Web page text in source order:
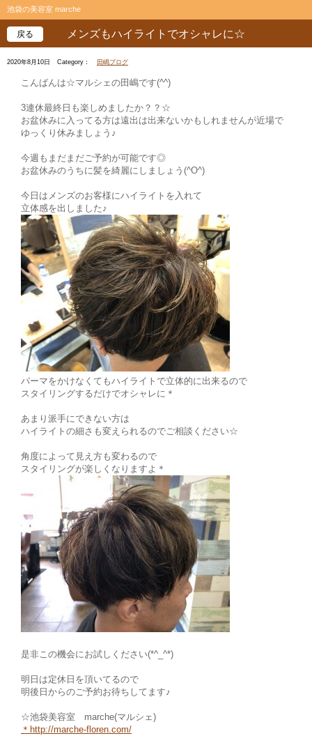
池袋の美容室 marche
メンズもハイライトでオシャレに☆
戻る
2020年8月10日 Category： 田嶋ブログ
こんばんは☆マルシェの田嶋です(^^)
3連休最終日も楽しめましたか？？☆
お盆休みに入ってる方は遠出は出来ないかもしれませんが近場で
ゆっくり休みましょう♪
今週もまだまだご予約が可能です◎
お盆休みのうちに髪を綺麗にしましょう(^O^)
今日はメンズのお客様にハイライトを入れて
立体感を出しました♪
パーマをかけなくてもハイライトで立体的に出来るので
スタイリングするだけでオシャレに＊
あまり派手にできない方は
ハイライトの細さも変えられるのでご相談ください☆
角度によって見え方も変わるので
スタイリングが楽しくなりますよ＊
是非この機会にお試しください(*^_^*)
明日は定休日を頂いてるので
明後日からのご予約お待ちしてます♪
☆池袋美容室 marche(マルシェ)
＊ http://marche-floren.com/